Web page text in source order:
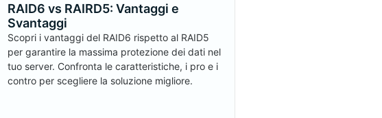
RAID6 vs RAIRD5: Vantaggi e
Svantaggi
Scopri i vantaggi del RAID6 rispetto al RAID5
per garantire la massima protezione dei dati nel
tuo server. Confronta le caratteristiche, i pro e i
contro per scegliere la soluzione migliore.